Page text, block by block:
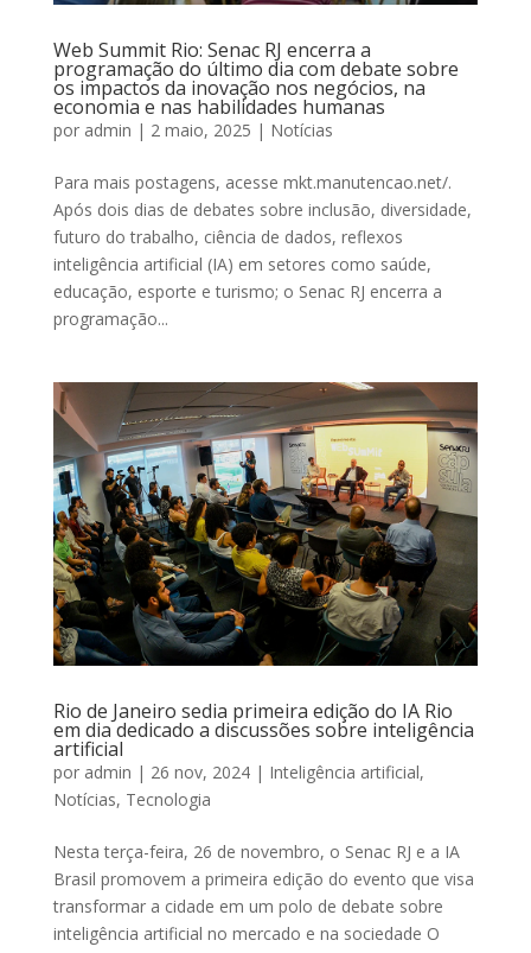
Web Summit Rio: Senac RJ encerra a
programação do último dia com debate sobre
os impactos da inovação nos negócios, na
economia e nas habilidades humanas
por admin | 2 maio, 2025 | Notícias
Para mais postagens, acesse mkt.manutencao.net/.
Após dois dias de debates sobre inclusão, diversidade,
futuro do trabalho, ciência de dados, reflexos
inteligência artificial (IA) em setores como saúde,
educação, esporte e turismo; o Senac RJ encerra a
programação...
Rio de Janeiro sedia primeira edição do IA Rio
em dia dedicado a discussões sobre inteligência
artificial
por admin | 26 nov, 2024| Inteligência artificial,
Notícias, Tecnologia
Nesta terça-feira, 26 de novembro, o Senac RJ e a IA
Brasil promovem a primeira edição do evento que visa
transformar a cidade em um polo de debate sobre
inteligência artificial no mercado e na sociedade O